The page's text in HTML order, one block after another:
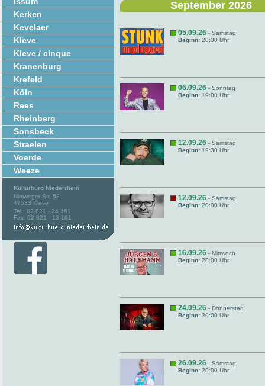
Kerken
Kevelaer
Kleve
Kleve / cinque
Kranenburg
Krefeld
Köln
Rees
Rheinberg
Sonsbeck
Straelen
Voerde
Weeze
Kulturbüro Niederrhein
Nimweger Str. 58
47533 Kleve
Tel.: 02 821 - 24 161
Fax: 02 821 - 13 161
September 2026
05.09.26 - Samstag
Beginn: 20:00 Uhr
06.09.26 - Sonntag
Beginn: 19:00 Uhr
12.09.26 - Samstag
Beginn: 19:30 Uhr
12.09.26 - Samstag
Beginn: 20:00 Uhr
16.09.26 - Mittwoch
Beginn: 20:00 Uhr
24.09.26 - Donnerstag
Beginn: 20:00 Uhr
26.09.26 - Samstag
Beginn: 20:00 Uhr